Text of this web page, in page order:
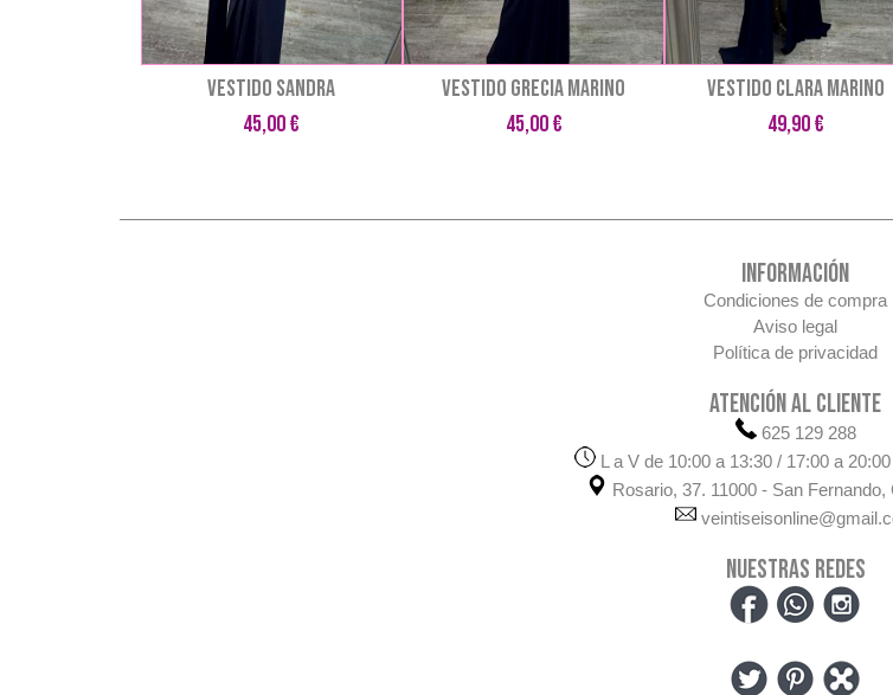
VESTIDO SANDRA
45,00 €
VESTIDO GRECIA MARINO
45,00 €
VESTIDO CLARA MARINO
49,90 €
INFORMACIÓN
Condiciones de compra
Aviso legal
Política de privacidad
ATENCIÓN AL CLIENTE
625 129 288
L a V de 10:00 a 13:30 / 17:00 a
Rosario, 37. 11000 - San
NUESTRAS REDES